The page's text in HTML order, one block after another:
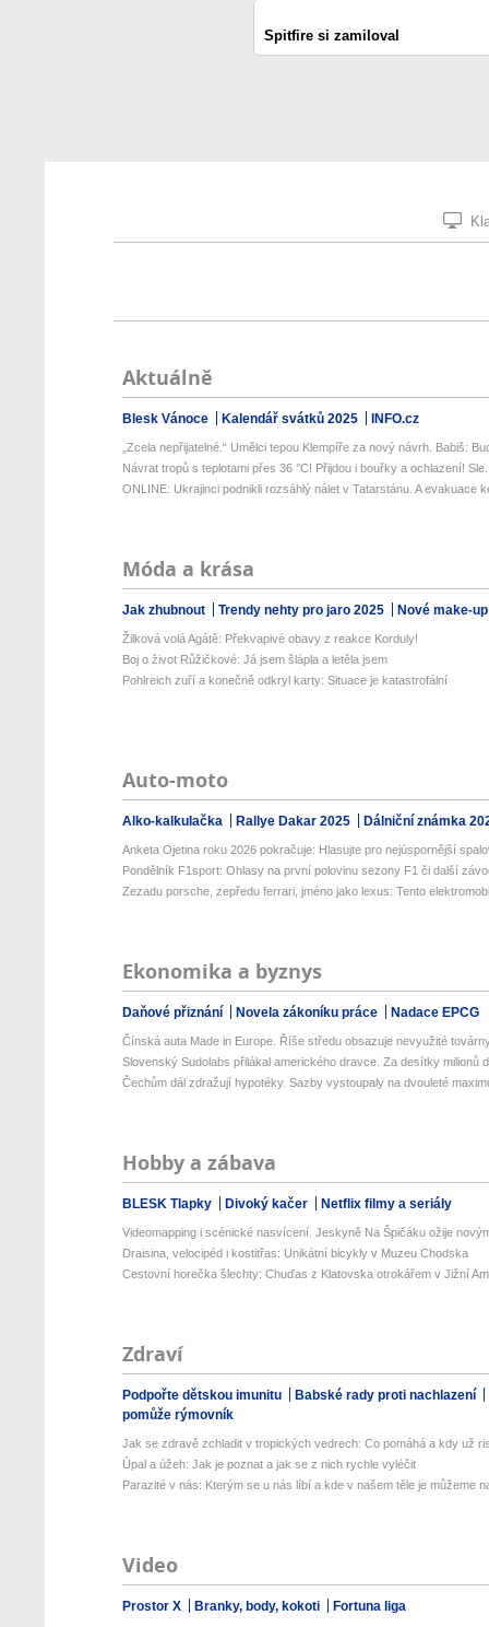
Spitfire si zamiloval
Aktuálně
Blesk Vánoce Kalendář svátků 2025 INFO.cz
„Zcela nepřijatelné.“ Umělci tepou Klempíře za nový návrh. Babiš:
Návrat tropů s teplotami přes 36 °C! Přijdou i bouřky a ochlazení!
ONLINE: Ukrajinci podnikli rozsáhlý nálet v Tatarstánu. A evakuace
Móda a krása
Jak zhubnout Trendy nehty pro jaro 2025 Nové make-
Žilková volá Agátě: Překvapivé obavy z reakce Korduly!
Boj o život Růžičkové: Já jsem šlápla a letěla jsem
Pohlreich zuří a konečně odkryl karty: Situace je katastrofální
Auto-moto
Alko-kalkulačka Rallye Dakar 2025 Dálniční známka
Anketa Ojetina roku 2026 pokračuje: Hlasujte pro nejúspornější
Pondělník F1sport: Ohlasy na první polovinu sezony F1 či další
Zezadu porsche, zepředu ferrari, jméno jako lexus: Tento
Ekonomika a byznys
Daňové přiznání Novela zákoníku práce Nadace EPCG
Čínská auta Made in Europe. Říše středu obsazuje nevyužité
Slovenský Sudolabs přilákal amerického dravce. Za desítky milionů
Čechům dál zdražují hypotéky. Sazby vystoupaly na dvouleté
Hobby a zábava
BLESK Tlapky Divoký kačer Netflix filmy a seriály
Videomapping i scénické nasvícení. Jeskyně Na Špičáku ožije
Draisina, velocipéd i kostitřas: Unikátní bicykly v Muzeu Chodska
Cestovní horečka šlechty: Chuďas z Klatovska otrokářem v Jižní
Zdraví
Podpořte dětskou imunitu
Babské rady proti nachlazení
pomůže rýmovník
Jak se zdravě zchladit v tropických vedrech: Co pomáhá a kdy už
Úpal a úžeh: Jak je poznat a jak se z nich rychle vyléčit
Parazité v nás: Kterým se u nás líbí a kde v našem těle je můžeme
Video
Prostor X Branky, body, kokoti Fortuna liga